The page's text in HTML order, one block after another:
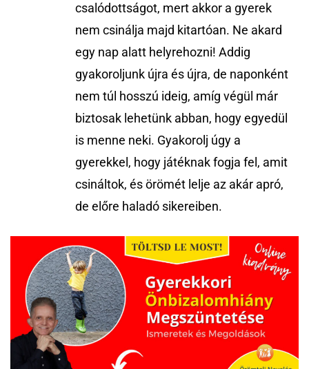
csalódottságot, mert akkor a gyerek
nem csinálja majd kitartóan. Ne akard
egy nap alatt helyrehozni! Addig
gyakoroljunk újra és újra, de naponként
nem túl hosszú ideig, amíg végül már
biztosak lehetünk abban, hogy egyedül
is menne neki. Gyakorolj úgy a
gyerekkel, hogy játéknak fogja fel, amit
csináltok, és örömét lelje az akár apró,
de előre haladó sikereiben.